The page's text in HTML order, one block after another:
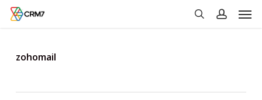
Skip
contentzohomail